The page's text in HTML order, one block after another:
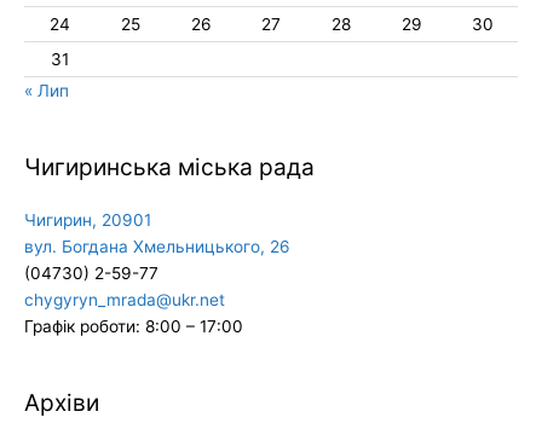
24
25 26 27 28 29
30
31
« Лип
Чигиринська міська рада
Чигирин, 20901
вул. Богдана Хмельницького, 26
(04730) 2-59-77
chygyryn_mrada@ukr.net
Графік роботи: 8:00 – 17:00
Архіви
Архіви